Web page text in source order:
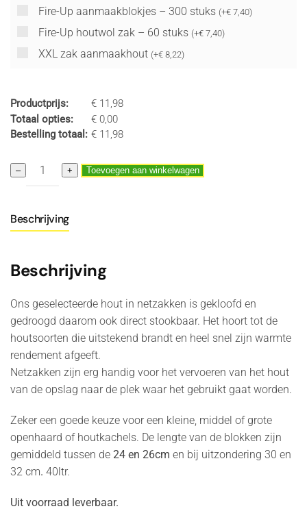
Fire-Up aanmaakblokjes – 300 stuks (+€ 7,40)
Fire-Up houtwol zak – 60 stuks (+€ 7,40)
XXL zak aanmaakhout (+€ 8,22)
Productprijs: € 11,98
Totaal opties:
€ 0,00
Bestelling totaal: € 11,98
–
BEUKEN
Topkwaliteit
grote
netzakkenSUPER
40ltr.
VOORRAAD
IN
OUDERKERK
AAN
DEN
IJSSEL)
+ Toevoegen aan winkelwagen
Beschrijving
Beschrijving
Ons geselecteerde hout in netzakken is gekloofd en
gedroogd daarom ook direct stookbaar. Het hoort tot de
houtsoorten die uitstekend brandt en heel snel zijn warmte
rendement afgeeft.
Netzakken zijn erg handig voor het vervoeren van het hout
van de opslag naar de plek waar het gebruikt gaat worden.
Zeker een goede keuze voor een kleine, middel of grote
openhaard of houtkachels. De lengte van de blokken zijn
gemiddeld tussen de 24 en 26cm en bij uitzondering 30 en
32 cm. 40ltr.
Uit voorraad leverbaar.